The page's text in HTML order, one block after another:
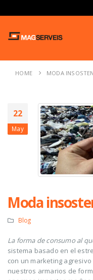
HOME MODA
22
May
Moda
Blog
La forma de consumo al
sistema basado en el
con un marketing agresivo
nuestros armarios de